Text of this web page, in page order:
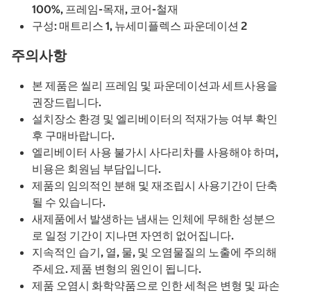
100%, 프레임-목재, 코어-철재
구성: 매트리스 1, 뉴세미플렉스 파운데이션 2
주의사항
본 제품은 씰리 프레임 및 파운데이션과 세트사용을
권장드립니다.
설치장소 환경 및 엘리베이터의 적재가능 여부 확인
후 구매바랍니다.
엘리베이터 사용 불가시 사다리차를 사용해야 하며,
비용은 회원님 부담입니다.
제품의 임의적인 분해 및 재조립시 사용기간이 단축
될 수 있습니다.
새제품에서 발생하는 냄새는 인체에 무해한 성분으
로 일정 기간이 지나면 자연히 없어집니다.
지속적인 습기, 열, 물, 및 오염물질의 노출에 주의해
주세요. 제품 변형의 원인이 됩니다.
제품 오염시 화학약품으로 인한 세척은 변형 및 파손